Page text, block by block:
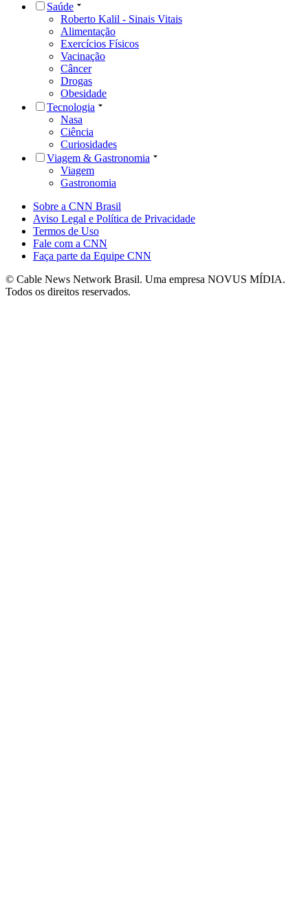
Saúde
Roberto Kalil - Sinais Vitais
Alimentação
Exercícios Físicos
Vacinação
Câncer
Drogas
Obesidade
Tecnologia
Nasa
Ciência
Curiosidades
Viagem & Gastronomia
Viagem
Gastronomia
Sobre a CNN Brasil
Aviso Legal e Política de Privacidade
Termos de Uso
Fale com a CNN
Faça parte da Equipe CNN
© Cable News Network Brasil. Uma empresa NOVUS MÍDIA.
Todos os direitos reservados.